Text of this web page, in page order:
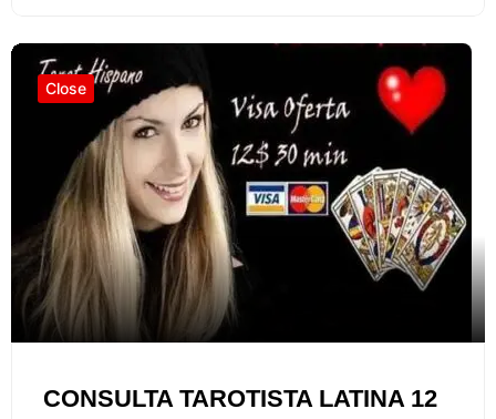
Close
CONSULTA TAROTISTA LATINA 12